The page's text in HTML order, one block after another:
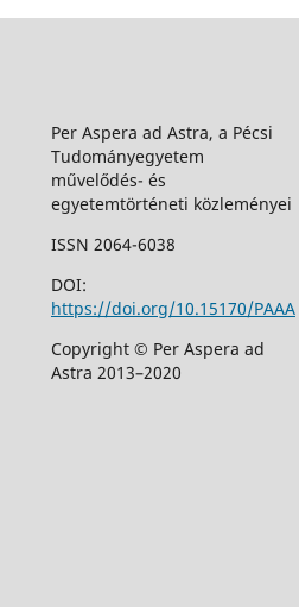
Per Aspera ad Astra, a Pécsi
Tudományegyetem
művelődés- és
egyetemtörténeti közleményei
ISSN 2064-6038
DOI:
https://doi.org/10.15170/PAAA
Copyright © Per Aspera ad
Astra 2013–2020